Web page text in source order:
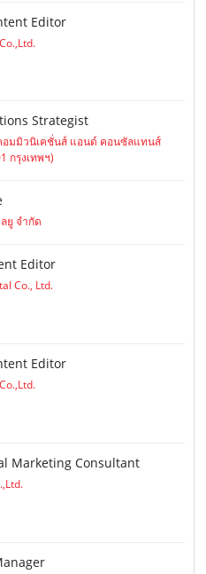
Editor
Strategist
มมิวนิเคชั่นส์ แอนด์ คอนซัลแทนส์
กรุงเทพฯ)
ยู จำกัด
Editor
Co., Ltd.
Editor
Marketing Consultant